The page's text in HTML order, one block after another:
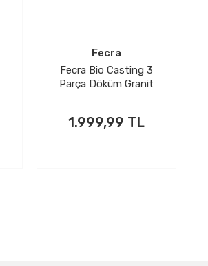
Fecra
Fecra Bio Casting 3
Parça Döküm Granit
1.999,99 TL